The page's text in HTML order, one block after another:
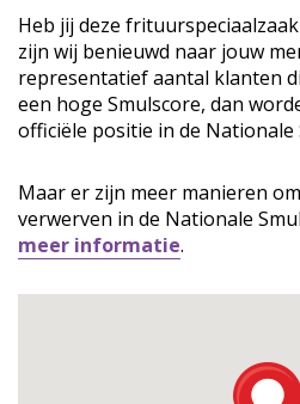
Heb jij deze
zijn wij benieuwd naar jouw
representatief aantal klanten
een hoge Smulscore, dan
officiële positie in de Nationale
Maar er zijn meer manieren
verwerven in de Nationale
meer informatie.